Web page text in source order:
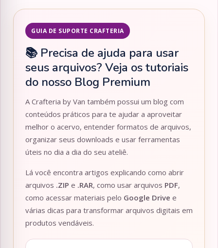
GUIA DE SUPORTE CRAFTERIA
📚 Precisa de ajuda para usar
seus arquivos? Veja os tutoriais
do nosso Blog Premium
A Crafteria by Van também possui um blog com
conteúdos práticos para te ajudar a aproveitar
melhor o acervo, entender formatos de arquivos,
organizar seus downloads e usar ferramentas
úteis no dia a dia do seu ateliê.
Lá você encontra artigos explicando como abrir
arquivos .ZIP e .RAR, como usar arquivos PDF,
como acessar materiais pelo Google Drive e
várias dicas para transformar arquivos digitais em
produtos vendáveis.